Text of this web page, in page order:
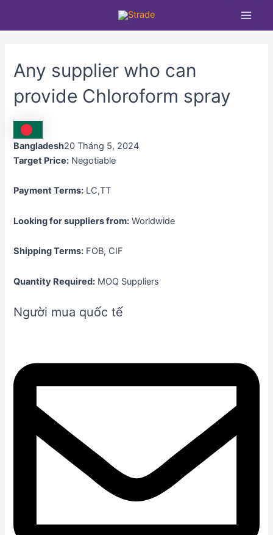
Main
Any supplier who can
provide Chloroform spray
Bangladesh20 Tháng 5, 2024
Target Price: Negotiable
Payment Terms: LC,TT
Looking for suppliers from: Worldwide
Shipping Terms: FOB, CIF
Quantity Required: MOQ Suppliers
Người mua quốc tế